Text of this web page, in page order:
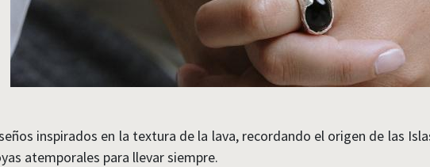
inspirados en la textura de la lava, recordando el origen de las
atemporales para llevar siempre.